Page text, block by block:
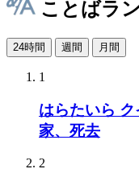
ことばラ
24時間 週間 月間
1
はらたいら
家、死去
2